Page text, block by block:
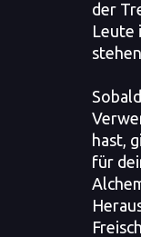
der
Leute
hast,
für